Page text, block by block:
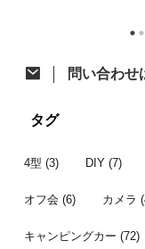
ト参加や旅行は控えたい
など、この際引きこもっ
快 ...
問い合わせ
タグ
4型 (3) DIY (7)
オフ会 (6) カメラ
キャンピングカー (72)